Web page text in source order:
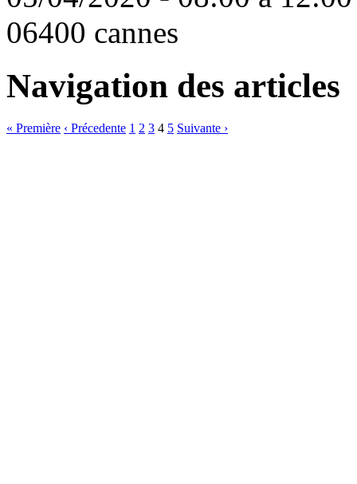
06400 cannes
Navigation des articles
« Première ‹ Précedente 1 2 3 4 5 Suivante ›